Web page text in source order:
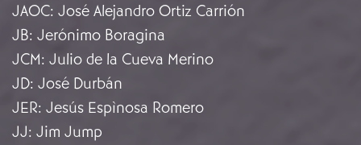
JAOC: José Alejandro Ortiz Carrión
JB: Jerónimo Boragina
JCM: Julio de la Cueva Merino
JD: José Durbán
JER: Jesús Espìnosa Romero
JJ: Jim Jump